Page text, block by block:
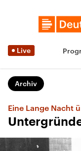
Live
Archiv
Eine Lange Nacht